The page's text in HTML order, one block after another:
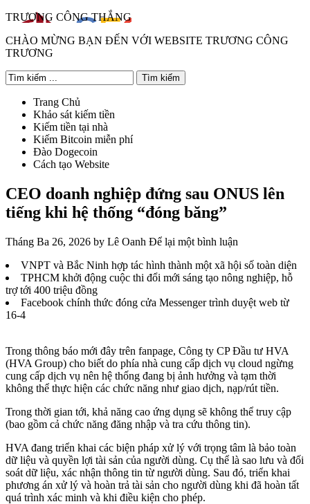
TRƯƠNG CÔNG THẮNG
CHÀO MỪNG BẠN ĐẾN VỚI WEBSITE TRƯƠNG CÔNG
TRƯƠNG
Trang Chủ
Khảo sát kiếm tiền
Kiếm tiền tại nhà
Kiếm Bitcoin miễn phí
Đào Dogecoin
Cách tạo Website
CEO doanh nghiệp đứng sau ONUS lên
tiếng khi hệ thống “đóng băng”
Tháng Ba 26, 2026 by Lê Oanh Để lại một bình luận
VNPT và Bắc Ninh hợp tác hình thành một xã hội số toàn diện
TPHCM khởi động cuộc thi đổi mới sáng tạo nông nghiệp, hỗ
trợ tới 400 triệu đồng
Facebook chính thức đóng cửa Messenger trình duyệt web từ
16-4
Trong thông báo mới đây trên fanpage, Công ty CP Đầu tư HVA
(HVA Group) cho biết do phía nhà cung cấp dịch vụ cloud ngừng
cung cấp dịch vụ nên hệ thống đang bị ảnh hưởng và tạm thời
không thể thực hiện các chức năng như giao dịch, nạp/rút tiền.
Trong thời gian tới, khả năng cao ứng dụng sẽ không thể truy cập
(bao gồm cả chức năng đăng nhập và tra cứu thông tin).
HVA đang triển khai các biện pháp xử lý với trọng tâm là bảo toàn
dữ liệu và quyền lợi tài sản của người dùng. Cụ thể là sao lưu và đối
soát dữ liệu, xác nhận thông tin từ người dùng. Sau đó, triển khai
phương án xử lý và hoàn trả tài sản cho người dùng khi đã hoàn tất
quá trình xác minh và khi điều kiện cho phép.